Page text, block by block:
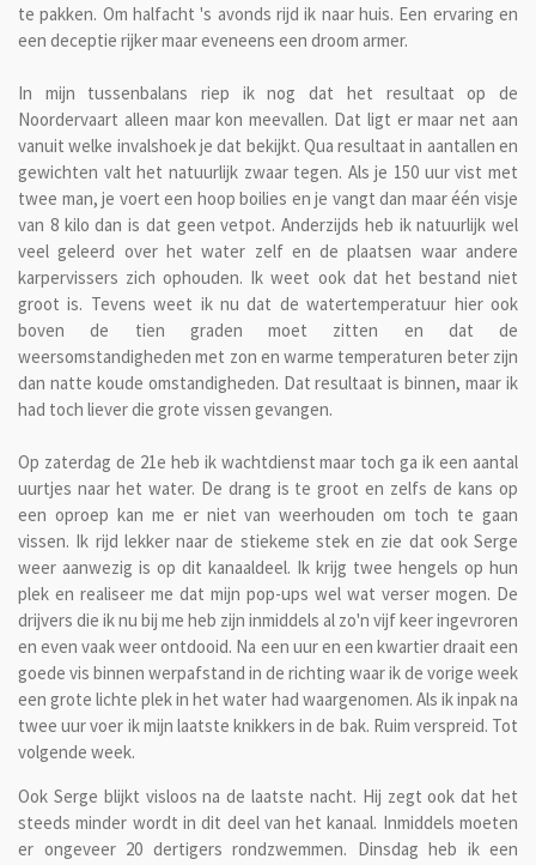
te pakken. Om halfacht 's avonds rijd ik naar huis. Een ervaring en
een deceptie rijker maar eveneens een droom armer.
In mijn tussenbalans riep ik nog dat het resultaat op de
Noordervaart alleen maar kon meevallen. Dat ligt er maar net aan
vanuit welke invalshoek je dat bekijkt. Qua resultaat in aantallen en
gewichten valt het natuurlijk zwaar tegen. Als je 150 uur vist met
twee man, je voert een hoop boilies en je vangt dan maar één visje
van 8 kilo dan is dat geen vetpot. Anderzijds heb ik natuurlijk wel
veel geleerd over het water zelf en de plaatsen waar andere
karpervissers zich ophouden. Ik weet ook dat het bestand niet
groot is. Tevens weet ik nu dat de watertemperatuur hier ook
boven de tien graden moet zitten en dat de
weersomstandigheden met zon en warme temperaturen beter zijn
dan natte koude omstandigheden. Dat resultaat is binnen, maar ik
had toch liever die grote vissen gevangen.
Op zaterdag de 21e heb ik wachtdienst maar toch ga ik een aantal
uurtjes naar het water. De drang is te groot en zelfs de kans op
een oproep kan me er niet van weerhouden om toch te gaan
vissen. Ik rijd lekker naar de stiekeme stek en zie dat ook Serge
weer aanwezig is op dit kanaaldeel. Ik krijg twee hengels op hun
plek en realiseer me dat mijn pop-ups wel wat verser mogen. De
drijvers die ik nu bij me heb zijn inmiddels al zo'n vijf keer ingevroren
en even vaak weer ontdooid. Na een uur en een kwartier draait een
goede vis binnen werpafstand in de richting waar ik de vorige week
een grote lichte plek in het water had waargenomen. Als ik inpak na
twee uur voer ik mijn laatste knikkers in de bak. Ruim verspreid. Tot
volgende week.
Ook Serge blijkt visloos na de laatste nacht. Hij zegt ook dat het
steeds minder wordt in dit deel van het kanaal. Inmiddels moeten
er ongeveer 20 dertigers rondzwemmen. Dinsdag heb ik een